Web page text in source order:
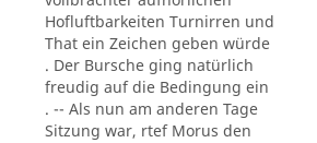
Hofluftbarkeiten Turnirren und
That ein Zeichen geben würde
. Der Bursche ging natürlich
freudig auf die Bedingung ein
. -- Als nun am anderen Tage
Sitzung war, rtef Morus den